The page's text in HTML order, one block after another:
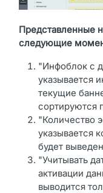
Представленные
следующие
"Инфоблок с
указывается
текущие
сортируются
"Количество
указывается
будет
"Учитывать
активации
выводится